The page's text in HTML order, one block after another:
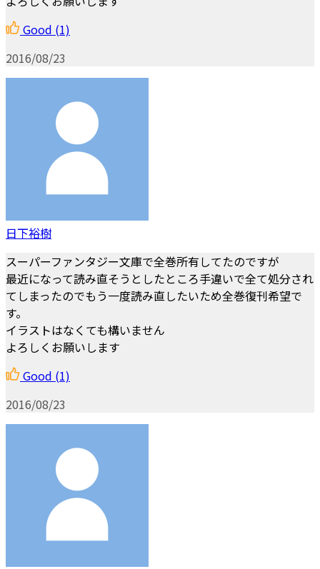
Good (1)
2016/08/23
日下裕樹
スーパーファンタジー文庫で全巻所有してたのですが
最近になって読み直そうとしたところ手違いで全て処分され
てしまったのでもう一度読み直したいため全巻復刊希望で
す。
イラストはなくても構いません
よろしくお願いします
Good (1)
2016/08/23